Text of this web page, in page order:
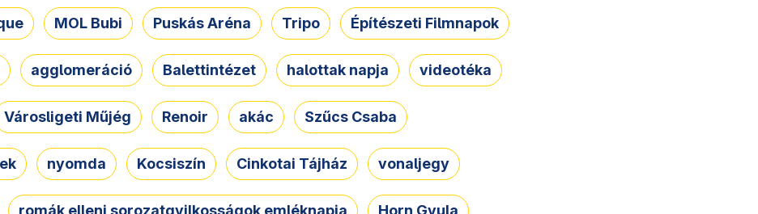
MOL Bubi Puskás Aréna Tripo Építészeti Filmnapok
agglomeráció Balettintézet halottak napja videotéka
Városligeti Műjég Renoir akác Szűcs Csaba
nyomda Kocsiszín Cinkotai Tájház vonaljegy
romák elleni sorozatgyilkosságok emléknapja Horn Gyula